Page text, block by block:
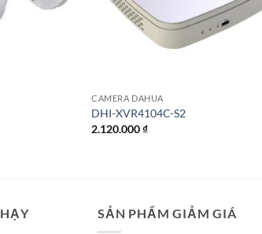
CAMERA DAHUA
DHI-XVR4104C-S2
2.120.000₫
SẢN PHẨM GIẢM GIÁ